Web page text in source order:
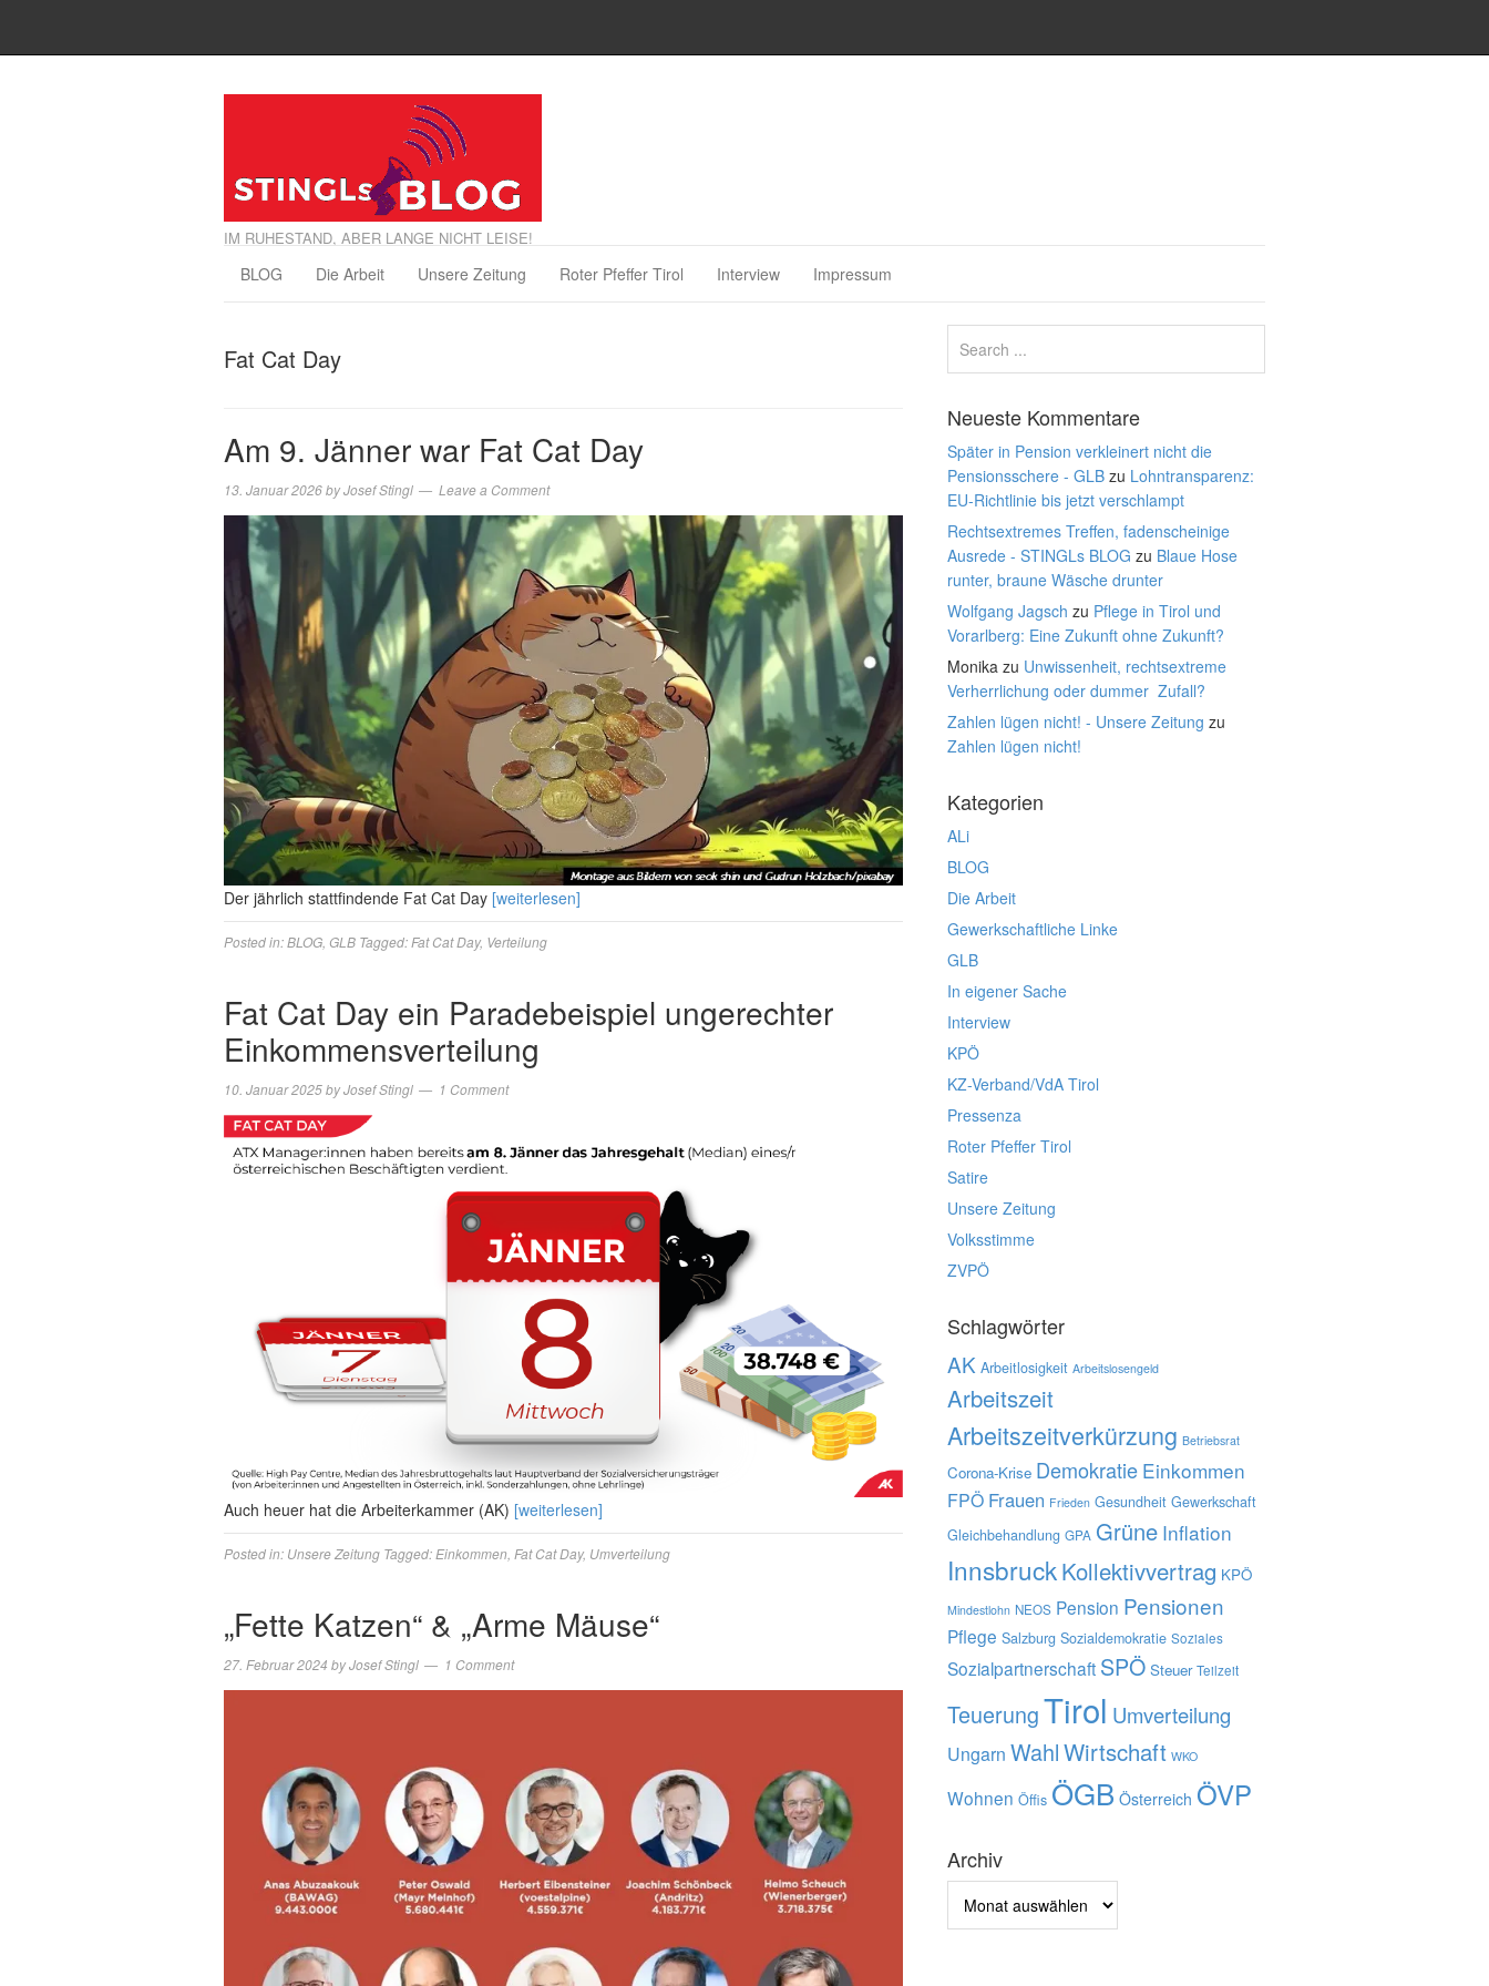
IM RUHESTAND, ABER LANGE NICHT LEISE!
BLOG Die Arbeit Unsere Zeitung Roter Pfeffer Tirol Interview Impressum
Fat Cat Day
Am 9. Jänner war Fat Cat Day
13. Januar 2026byJosef Stingl Leave a Comment
Der jährlich stattfindende Fat Cat Day [weiterlesen]
Posted in:BLOG GLB Tagged: Fat Cat Day, Verteilung
Fat Cat Day ein Paradebeispiel ungerechter
Einkommensverteilung
10. Januar 2025byJosef Stingl 1 Comment
Auch heuer hat die Arbeiterkammer (AK) [weiterlesen]
Posted in: Unsere Zeitung Tagged: Einkommen Fat Cat Day, Umverteilung
„Fette Katzen“ & „Arme Mäuse“
27. Februar 2024 byJosef Stingl 1 Comment
Neueste Kommentare
Später in Pension verkleinert nicht die
Pensionsschere - GLB zu Lohntransparenz:
EU-Richtlinie bis jetzt verschlampt
Rechtsextremes Treffen, fadenscheinige
Ausrede - STINGLs BLOG zu Blaue Hose
runter, braune Wäsche drunter
Wolfgang Jagsch zu Pflege in Tirol und
Vorarlberg: Eine Zukunft ohne Zukunft?
Monika zu Unwissenheit, rechtsextreme
Verherrlichung oder dummer Zufall?
Zahlen lügen nicht! - Unsere Zeitung zu
Zahlen lügen nicht!
Kategorien
ALi
BLOG
Die Arbeit
Gewerkschaftliche Linke
GLB
In eigener Sache
Interview
KPÖ
KZ-Verband/VdA Tirol
Pressenza
Roter Pfeffer Tirol
Satire
Unsere Zeitung
Volksstimme
ZVPÖ
Schlagwörter
AK Arbeitlosigkeit Arbeitslosengeld
Arbeitszeit
Arbeitszeitverkürzung Betriebsrat
Corona-Krise Demokratie Einkommen
FPÖ Frauen Frieden Gesundheit Gewerkschaft
Gleichbehandlung GPA Grüne Inflation
InnsbruckKollektivvertrag KPÖ
Mindestlohn NEOS Pension Pensionen
Pflege Salzburg Sozialdemokratie Soziales
Sozialpartnerschaft SPÖ Steuer Teilzeit
TeuerungTirol Umverteilung
Ungarn WahlWirtschaft WKO
Wohnen Öffis ÖGB Österreich ÖVP
Archiv